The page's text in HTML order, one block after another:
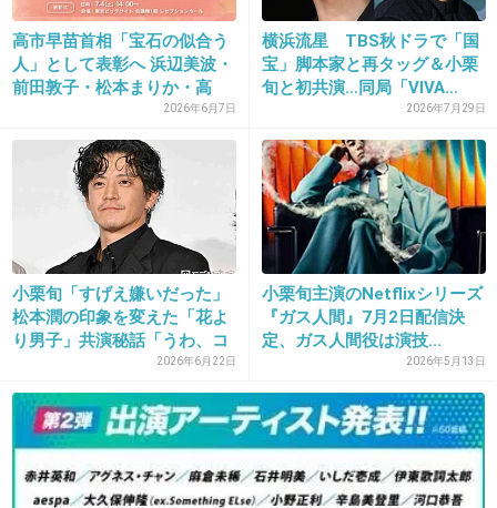
い
+247 -29
2014/10/17(金) 11:11:13
綺麗なキンタロー
+195 -41
25. 匿名2014/10/17(金) 11:11:23
もういらない人よ
+128 -28
26. 匿名2014/10/17(金) 11:11:32
高市早苗首相「宝石の似合う
人」として表彰へ 浜辺美波・
前田敦子・松本まりか・高
2026年6月7日
横浜流星 TBS秋ドラで「国
宝」脚本家と再タッグ＆小栗
旬と初共演…同局「VIVA...
2026年7月29日
小栗旬「すげえ嫌いだった」
松本潤の印象を変えた「花よ
り男子」共演秘話「うわ、コ
2026年6月22日
小栗旬主演のNetflixシリーズ
『ガス人間』7月2日配信決
定、ガス人間役は演技...
2026年5月13日